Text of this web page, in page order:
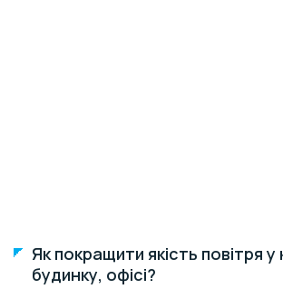
Як покращити якість повітря у
будинку, офісі?